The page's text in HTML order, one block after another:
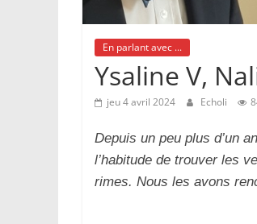
En parlant avec ...
Ysaline V,
jeu 4 avril 2024 Echoli
Depuis un peu plus d’un
l’habitude de trouver les
rimes. Nous les avons